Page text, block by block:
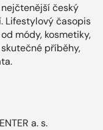
český
Lifestylový časopis
módy, kosmetiky,
příběhy,
a. s.